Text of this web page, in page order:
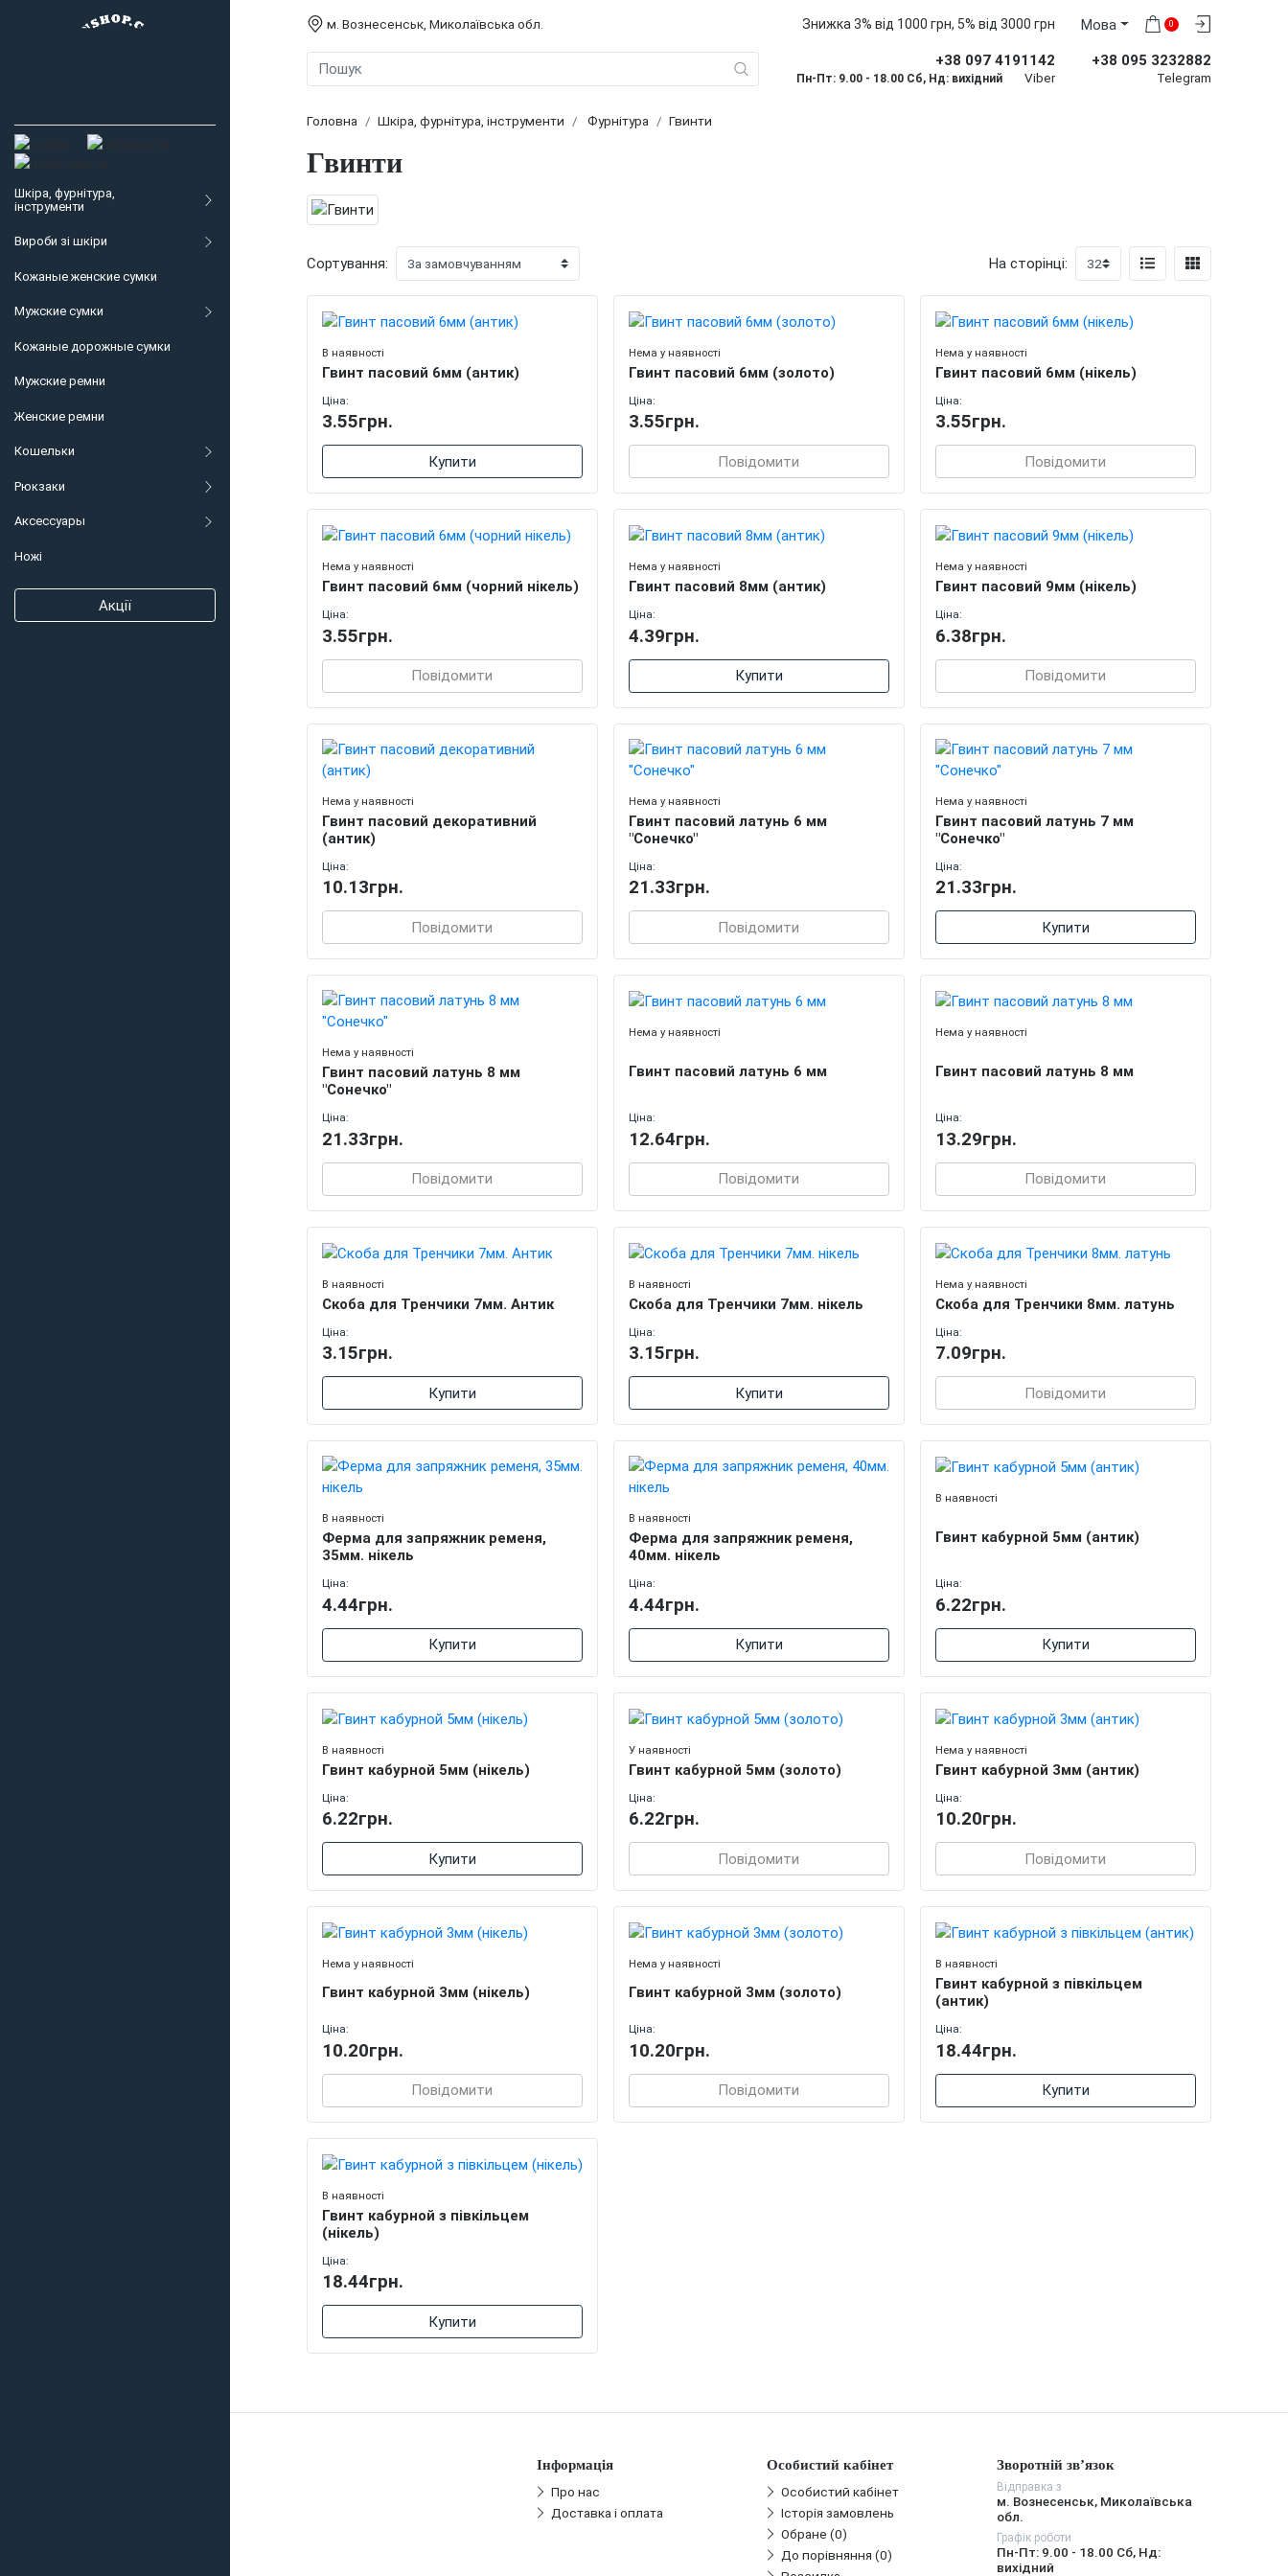
Шкіра, фурнітура,
інструменти
Вироби зі шкіри
Кожаные женские сумки
Мужские сумки
Кожаные дорожные сумки
Мужские ремни
Женские ремни
Кошельки
Рюкзаки
Аксессуары
Ножі
Акції
м. Вознесенськ, Миколаївська обл. Знижка 3% від 1000 грн, 5% від 3000 грн Мова
+38 097 4191142
Пн-Пт: 9.00 - 18.00 Сб, Нд: вихідний Viber
0
+38 095 3232882
Telegram
Головна Шкіра, фурнітура, інструменти Фурнітура Гвинти
Гвинти
Сортування: На сторінці:
В наявності
Гвинт пасовий 6мм (антик)
Ціна:
3.55грн.
Купити
Нема у наявності
Гвинт пасовий 6мм (золото)
Ціна:
3.55грн.
Повідомити
Нема у наявності
Гвинт пасовий 6мм (нікель)
Ціна:
3.55грн.
Повідомити
Нема у наявності
Гвинт пасовий 6мм (чорний нікель)
Ціна:
3.55грн.
Повідомити
Нема у наявності
Гвинт пасовий 8мм (антик)
Ціна:
4.39грн.
Купити
Нема у наявності
Гвинт пасовий 9мм (нікель)
Ціна:
6.38грн.
Повідомити
Нема у наявності
Гвинт пасовий декоративний
(антик)
Ціна:
10.13грн.
Повідомити
Нема у наявності
Гвинт пасовий латунь 6 мм
"Сонечко"
Ціна:
21.33грн.
Повідомити
Нема у наявності
Гвинт пасовий латунь 7 мм
"Сонечко"
Ціна:
21.33грн.
Купити
Нема у наявності
Гвинт пасовий латунь 8 мм
"Сонечко"
Ціна:
21.33грн.
Повідомити
Нема у наявності
Гвинт пасовий латунь 6 мм
Ціна:
12.64грн.
Повідомити
Нема у наявності
Гвинт пасовий латунь 8 мм
Ціна:
13.29грн.
Повідомити
В наявності
Скоба для Тренчики 7мм. Антик
Ціна:
3.15грн.
Купити
В наявності
Скоба для Тренчики 7мм. нікель
Ціна:
3.15грн.
Купити
Нема у наявності
Скоба для Тренчики 8мм. латунь
Ціна:
7.09грн.
Повідомити
В наявності
Ферма для запряжник ременя,
35мм. нікель
Ціна:
4.44грн.
Купити
В наявності
Ферма для запряжник ременя,
40мм. нікель
Ціна:
4.44грн.
Купити
В наявності
Гвинт кабурной 5мм (антик)
Ціна:
6.22грн.
Купити
В наявності
Гвинт кабурной 5мм (нікель)
Ціна:
6.22грн.
Купити
У наявності
Гвинт кабурной 5мм (золото)
Ціна:
6.22грн.
Повідомити
Нема у наявності
Гвинт кабурной 3мм (антик)
Ціна:
10.20грн.
Повідомити
Нема у наявності
Гвинт кабурной 3мм (нікель)
Ціна:
10.20грн.
Повідомити
Нема у наявності
Гвинт кабурной 3мм (золото)
Ціна:
10.20грн.
Повідомити
В наявності
Гвинт кабурной з півкільцем
(антик)
Ціна:
18.44грн.
Купити
В наявності
Гвинт кабурной з півкільцем
(нікель)
Ціна:
18.44грн.
Купити
Інформація
Про нас
Доставка і оплата
Особистий кабінет
Особистий кабінет
Історія замовлень
Обране (0)
До порівняння (0)
Зворотній зв’язок
Відправка з
м. Вознесенськ, Миколаївська
обл.
Графік роботи
Пн-Пт: 9.00 - 18.00 Сб, Нд:
вихідний